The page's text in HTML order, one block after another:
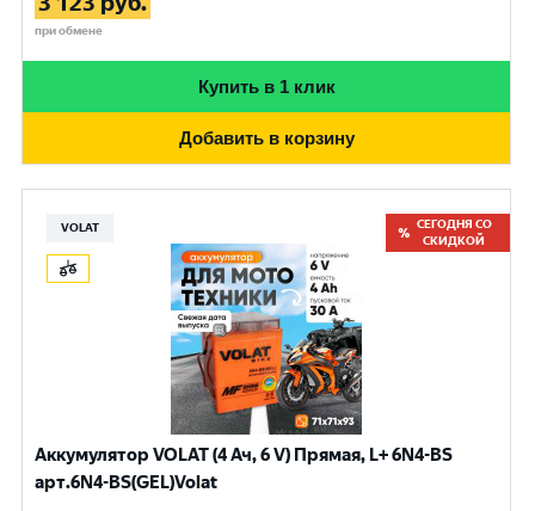
при обмене
Купить в 1 клик
Добавить в корзину
VOLAT
СЕГОДНЯ СО
СКИДКОЙ
Аккумулятор VOLAT (4 Ач, 6 V) Прямая, L+ 6N4-BS
арт.6N4-BS(GEL)Volat